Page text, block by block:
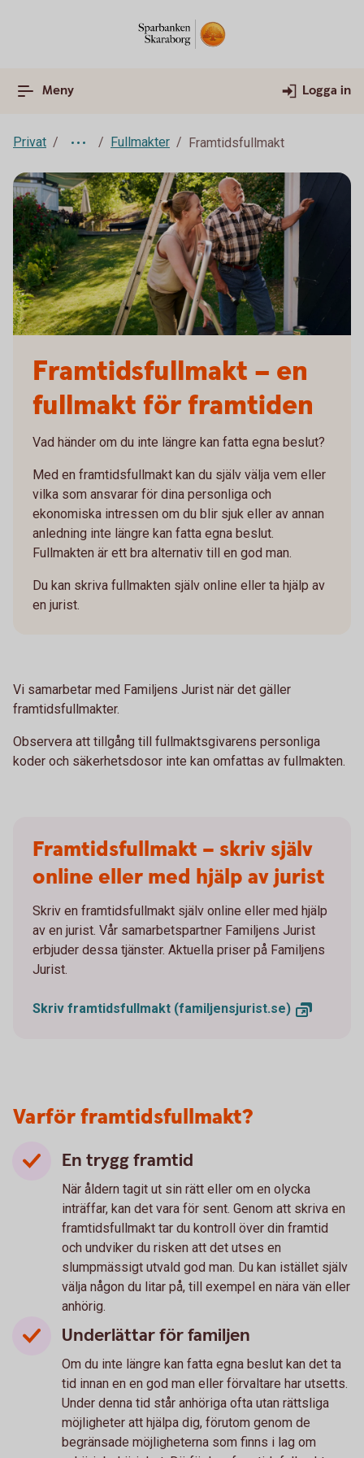
Meny Logga in
Privat Fullmakter Framtidsfullmakt
Framtidsfullmakt – en
fullmakt för framtiden
Vad händer om du inte längre kan fatta egna beslut?
Med en framtidsfullmakt kan du själv välja vem eller
vilka som ansvarar för dina personliga och
ekonomiska intressen om du blir sjuk eller av annan
anledning inte längre kan fatta egna beslut.
Fullmakten är ett bra alternativ till en god man.
Du kan skriva fullmakten själv online eller ta hjälp av
en jurist.
Vi samarbetar med Familjens Jurist när det gäller
framtidsfullmakter.
Observera att tillgång till fullmaktsgivarens personliga
koder och säkerhetsdosor inte kan omfattas av fullmakten.
Framtidsfullmakt – skriv själv
online eller med hjälp av jurist
Skriv en framtidsfullmakt själv online eller med hjälp
av en jurist. Vår samarbetspartner Familjens Jurist
erbjuder dessa tjänster. Aktuella priser på Familjens
Jurist.
Skriv framtidsfullmakt (familjensjurist.se)
Varför framtidsfullmakt?
En trygg framtid
När åldern tagit ut sin rätt eller om en olycka
inträffar, kan det vara för sent. Genom att skriva en
framtidsfullmakt tar du kontroll över din framtid
och undviker du risken att det utses en
slumpmässigt utvald god man. Du kan istället själv
välja någon du litar på, till exempel en nära vän eller
anhörig.
Underlättar för familjen
Om du inte längre kan fatta egna beslut kan det ta
tid innan en en god man eller förvaltare har utsetts.
Under denna tid står anhöriga ofta utan rättsliga
möjligheter att hjälpa dig, förutom genom de
begränsade möjligheterna som finns i lag om